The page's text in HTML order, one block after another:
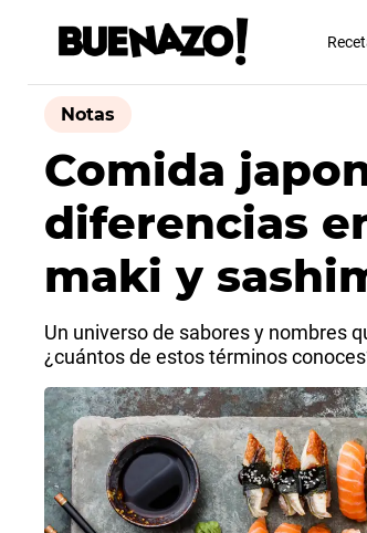
Notas
Comida
diferencias
maki y
Un universo de sabores y nombres
¿cuántos de estos términos